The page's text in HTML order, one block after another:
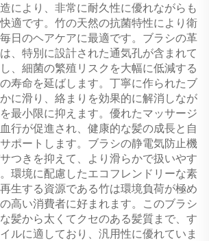
により、非常に耐久性に優れながらも
適です。竹の天然の抗菌特性により衛
日のヘアケアに最適です。ブラシの革
、特別に設計された通気孔が含まれて
、細菌の繁殖リスクを大幅に低減する
寿命を延ばします。丁寧に作られたブ
に滑り、絡まりを効果的に解消しなが
最小限に抑えます。優れたマッサージ
行が促進され、健康的な髪の成長と自
ポートします。ブラシの静電気防止機
つきを抑えて、より滑らかで扱いやす
環境に配慮したエコフレンドリーな素
生する資源である竹は環境負荷が極め
高い消費者に好まれます。このブラシ
髪から太くてクセのある髪質まで、す
ルに適しており、汎用性に優れていま